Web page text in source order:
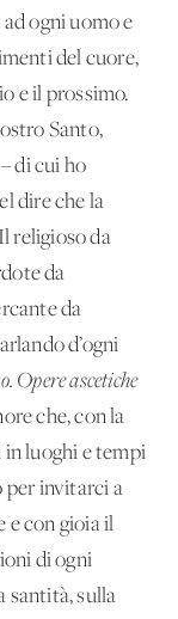
ogni uomo e
del cuore,
e il prossimo.
Santo,
di cui ho
dire che la
religioso da
da
da
d’ogni
Opere ascetiche
che, con la
luoghi e tempi
per invitarci a
e con gioia il
di ogni
santità, sulla